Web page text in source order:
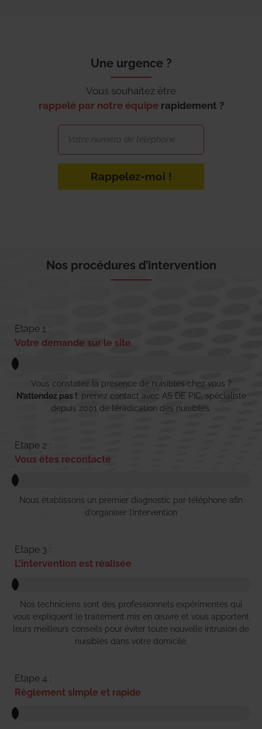
Une urgence ?
Vous souhaitez être
rappelé par notre équipe rapidement ?
Rappelez-moi !
Nos procédures d’intervention
Etape 1 :
Votre demande sur le site
Vous constatez la présence de nuisibles chez vous ?
N’attendez pas ! , prenez contact avec AS DE PIC, spécialiste
depuis 2001 de l’éradication des nuisibles.
Etape 2 :
Vous êtes recontacté
Nous établissons un premier diagnostic par téléphone afin
d’organiser l’intervention
Etape 3 :
L'intervention est réalisée
Nos techniciens sont des professionnels expérimentés qui
vous expliquent le traitement mis en œuvre et vous apportent
leurs meilleurs conseils pour éviter toute nouvelle intrusion de
nuisibles dans votre domicile.
Etape 4 :
Règlement simple et rapide